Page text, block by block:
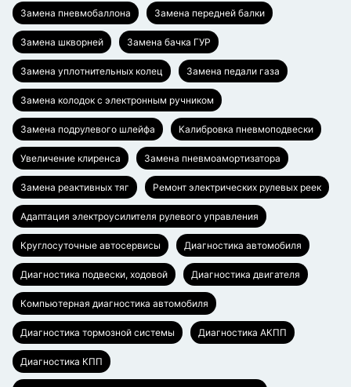
Замена пневмобаллона Замена передней балки
Замена шкворней Замена бачка ГУР
Замена уплотнительных колец Замена педали газа
Замена колодок с электронным ручником
Замена подрулевого шлейфа Калибровка пневмоподвески
Увеличение клиренса Замена пневмоамортизатора
Замена реактивных тяг Ремонт электрических рулевых реек
Адаптация электроусилителя рулевого управления
Круглосуточные автосервисы Диагностика автомобиля
Диагностика подвески, ходовой Диагностика двигателя
Компьютерная диагностика автомобиля
Диагностика тормозной системы Диагностика АКПП
Диагностика КПП